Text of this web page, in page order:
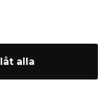
alla